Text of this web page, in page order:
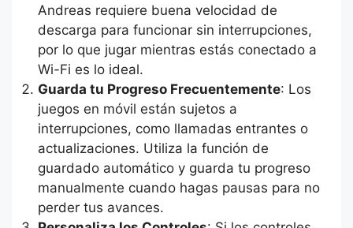
Andreas requiere buena velocidad de
descarga para funcionar sin interrupciones,
por lo que jugar mientras estás conectado a
Wi-Fi es lo ideal.
Guarda tu Progreso Frecuentemente: Los
juegos en móvil están sujetos a
interrupciones, como llamadas entrantes o
actualizaciones. Utiliza la función de
guardado automático y guarda tu progreso
manualmente cuando hagas pausas para no
perder tus avances.